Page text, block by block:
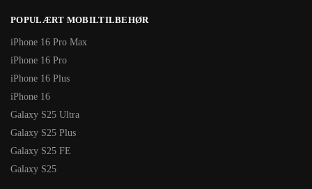
POPULÆRT MOBILTILBEHØR
iPhone 16 Pro Max
iPhone 16 Pro
iPhone 16 Plus
iPhone 16
Galaxy S25 Ultra
Galaxy S25 Plus
Galaxy S25 FE
Galaxy S25